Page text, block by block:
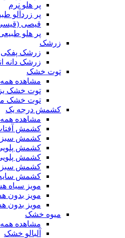
پر هلو نرم
پر زردآلو
قیصی (قیسی)
پر هلو
زرشک
زرشک پفکی
زرشک دانه
توت خشک
مشاهده
توت خشک
توت خشک
کشمش درجه یک
مشاهده
کشمش
کشمش سبز
کشمش
کشمش
کشمش سبز
کشمش
مویز سیاه
مویز بدون
مویز بدون
میوه خشک
مشاهده
آلبالو خشک